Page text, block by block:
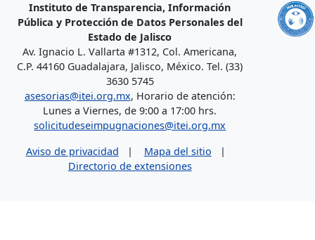
Instituto de Transparencia, Información
Pública y Protección de Datos Personales del
Estado de Jalisco
Av. Ignacio L. Vallarta #1312, Col. Americana,
C.P. 44160 Guadalajara, Jalisco, México. Tel. (33)
3630 5745
asesorias@itei.org.mx, Horario de atención:
Lunes a Viernes, de 9:00 a 17:00 hrs.
solicitudeseimpugnaciones@itei.org.mx
Aviso de privacidad | Mapa del sitio |
Directorio de extensiones